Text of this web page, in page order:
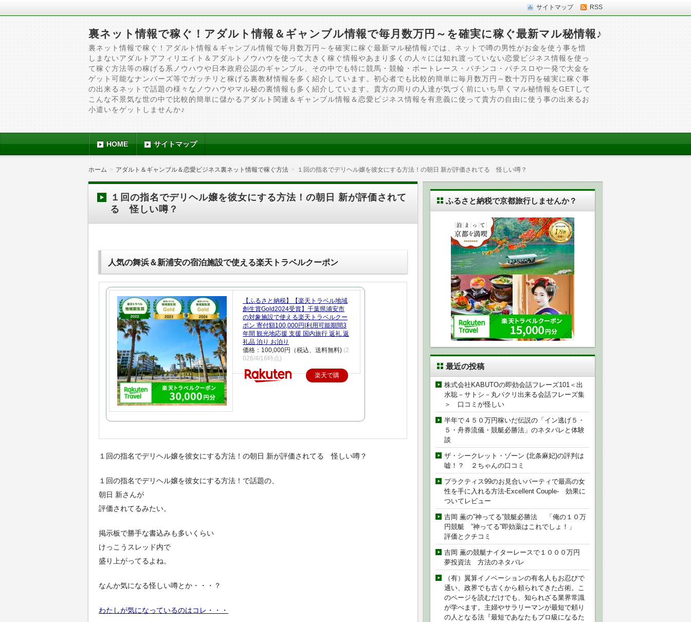
サイトマップ RSS
裏ネット情報で稼ぐ！アダルト情報＆ギャンブル情報で毎月数万円～を確実に稼ぐ最新マル秘情報♪
裏ネット情報で稼ぐ！アダルト情報＆ギャンブル情報で毎月数万円～を確実に稼ぐ最新マル秘情報♪では、ネットで噂の男性がお金を使う事を惜
しまないアダルトアフィリエイト＆アダルトノウハウを使って大きく稼ぐ情報やあまり多くの人々には知れ渡っていない恋愛ビジネス情報を使っ
て稼ぐ方法等の稼げる系ノウハウや日本政府公認のギャンブル、その中でも特に競馬・競輪・ボートレース・パチンコ・パチスロや一発で大金を
ゲット可能なナンバーズ等でガッチリと稼げる裏教材情報を多く紹介しています。初心者でも比較的簡単に毎月数万円～数十万円を確実に稼ぐ事
の出来るネットで話題の様々なノウハウやマル秘の裏情報も多く紹介しています。貴方の周りの人達が気づく前にいち早くマル秘情報をGETして
こんな不景気な世の中で比較的簡単に儲かるアダルト関連＆ギャンブル情報＆恋愛ビジネス情報を有意義に使って貴方の自由に使う事の出来るお
小遣いをゲットしませんか♪
HOME サイトマップ
ホーム アダルト＆ギャンブル＆恋愛ビジネス裏ネット情報で稼ぐ方法 １回の指名でデリヘル嬢を彼女にする方法！の朝日 新が評価されてる 怪しい噂？
１回の指名でデリヘル嬢を彼女にする方法！の朝日 新が評価されて
る 怪しい噂？
人気の舞浜＆新浦安の宿泊施設で使える楽天トラベルクーポン
【ふるさと納税】【楽天トラベル地域
創生賞Gold2024受賞】千葉県浦安市
の対象施設で使える楽天トラベルクー
ポン 寄付額100,000円|利用可能期間3
年間 観光地応援 支援 国内旅行 返礼 返
礼品 泊り お泊り
価格：100,000円（税込、送料無料) (2
026/4/16時点)
楽天で購
１回の指名でデリヘル嬢を彼女にする方法！の朝日 新が評価されてる 怪しい噂？
１回の指名でデリヘル嬢を彼女にする方法！で話題の、
朝日 新さんが
評価されてるみたい。
掲示板で勝手な書込みも多いくらい
けっこうスレッド内で
盛り上がってるよね。
なんか気になる怪しい噂とか・・・？
わたしが気になっているのはコレ・・・
ふるさと納税で京都旅行しませんか？
最近の投稿
株式会社KABUTOの即効会話フレーズ101＜出
水聡－サトシ－丸パクリ出来る会話フレーズ集
＞ 口コミが怪しい
半年で４５０万円稼いだ伝説の「イン逃げ５・
５・舟券流儀・競艇必勝法」のネタバレと体験
談
ザ・シークレット・ゾーン (北条麻妃)の評判は
嘘！？ ２ちゃんの口コミ
プラクティス99のお見合いパーティで最高の女
性を手に入れる方法-Excellent Couple- 効果に
ついてレビュー
吉岡 薫の”神ってる”競艇必勝法 「俺の１０万
円競艇 ”神ってる”即効薬はこれでしょ！」
評価とクチコミ
吉岡 薫の競艇ナイターレースで１０００万円
夢投資法 方法のネタバレ
（有）翼算イノベーションの有名人もお忍びで
通い、政界でも古くから頼られてきた占術。こ
のページを読むだけでも、知られざる業界常識
が学べます。主婦やサラリーマンが最短で頼り
の人となる法『最短であなたもプロ級になるた